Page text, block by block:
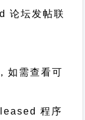
论坛发帖联
如需查看可
程序